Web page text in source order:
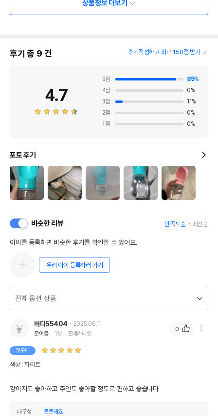
상품정보 더보기
후기 총 9 건 후기작성하고 최대 150점 받기
4.7
5점 89%
4점 0%
3점 11 %
2점 0%
1 점 0%
포토 후기
비슷한 리뷰 만족도순 최신순
아이를 등록하면 비슷한 후기를 확인할 수 있어요.
우리 아이 등록하러 가기
버디55404
2025.06.11
문여름
1살 포메라니안
첫구매
색상 : 화이트
강이지도 좋아하고 주인도 좋아할 정도로 편하고 좋습니다
내구성
튼튼해요
0